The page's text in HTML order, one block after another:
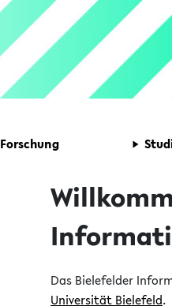
Forschung
Das Bielefelder
Universität Bielefeld.